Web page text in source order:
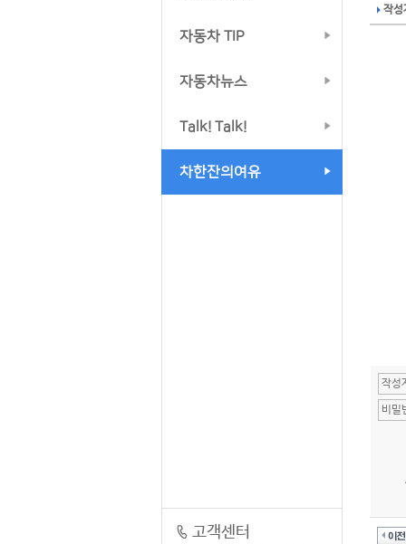
자동차 TIP
자동차뉴스
Talk! Talk!
차한잔의여유
작성
고객센터